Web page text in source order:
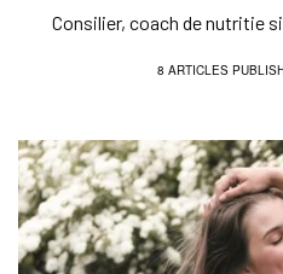
Consilier, coach de nutritie
8 ARTICLES